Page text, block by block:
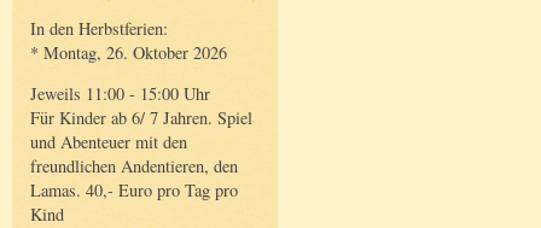
In den Herbstferien:
* Montag, 26. Oktober 2026
Jeweils 11:00 - 15:00 Uhr
Für Kinder ab 6/ 7 Jahren. Spiel
und Abenteuer mit den
freundlichen Andentieren, den
Lamas. 40,- Euro pro Tag pro
Kind